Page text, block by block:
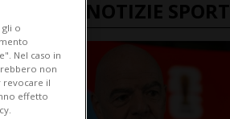
ULTIME NOTIZIE SPORT
o
Nel caso in
non
revocare il
effetto